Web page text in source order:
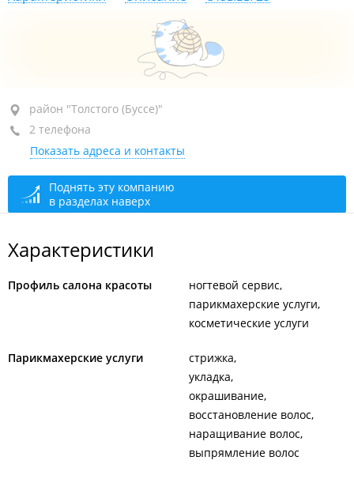
район "Толстого (Буссе)", ул. Толстого, 40А
+7 984 197-88-87
+7 (423) 207-88-87
По предварительной записи
через 52 мин.
район "Толстого (Буссе)"
2 телефона
Показать адреса и контакты
Поднять эту компанию
в разделах наверх
Характеристики
Профиль салона красоты
ногтевой сервис
парикмахерские услуги
косметические услуги
Парикмахерские услуги
стрижка
укладка
окрашивание
восстановление волос
наращивание волос
выпрямление волос